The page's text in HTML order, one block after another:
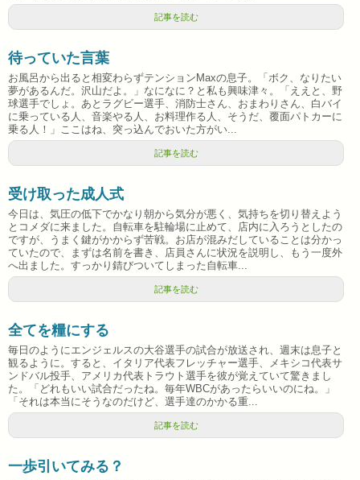
記事を読む
待っていた言葉
お風呂から出ると相変わらずテンションMaxの息子。「ボク、なりたい
夢があるんだ。沢山だよ。」なになに？と私も興味津々。「ええと、野
球選手でしょ。あとラグビー選手、消防士さん、おまわりさん、白バイ
に乗っている人、音楽やる人、お料理作る人、そうだ、覆面パトカーに
乗る人！」ここはね、突っ込んでおいた方がい...
記事を読む
受け取った成人式
今日は、気圧の低下でかなり朝から気分が悪く、気持ちを切り替えよう
とコメダに来ました。自転車を駐輪場に止めて、店内に入ろうとしたの
ですが、うまく鍵がかからず苦戦。お店が混みだしていることは分かっ
ていたので、まずは名前を書き、店員さんに状況を説明し、もう一度外
へ出ました。すっかり錆びついてしまった自転車...
記事を読む
全てを糧にする
毎日のようにエンジェルスの大谷選手の試合が放送され、週末は息子と
観るように。すると、イタリア代表フレッチャー選手、メキシコ代表サ
ンドバル投手、アメリカ代表トラウト選手を彼が覚えていて驚きまし
た。「どれもいい試合だったね。毎年WBCがあったらいいのにね。」
「それは本当にそうなのだけど、選手達のかかる重...
記事を読む
一歩引いてみる？